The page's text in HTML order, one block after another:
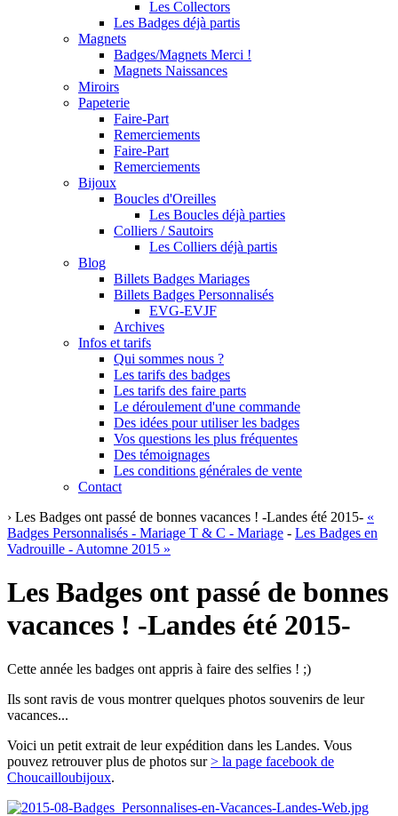
Les Collectors
Les Badges déjà partis
Magnets
Badges/Magnets Merci !
Magnets Naissances
Miroirs
Papeterie
Faire-Part
Remerciements
Faire-Part
Remerciements
Bijoux
Boucles d'Oreilles
Les Boucles déjà parties
Colliers / Sautoirs
Les Colliers déjà partis
Blog
Billets Badges Mariages
Billets Badges Personnalisés
EVG-EVJF
Archives
Infos et tarifs
Qui sommes nous ?
Les tarifs des badges
Les tarifs des faire parts
Le déroulement d'une commande
Des idées pour utiliser les badges
Vos questions les plus fréquentes
Des témoignages
Les conditions générales de vente
Contact
› Les Badges ont passé de bonnes vacances ! -Landes été 2015- «
Badges Personnalisés - Mariage T & C - Mariage - Les Badges en
Vadrouille - Automne 2015 »
Les Badges ont passé de bonnes
vacances ! -Landes été 2015-
Cette année les badges ont appris à faire des selfies ! ;)
Ils sont ravis de vous montrer quelques photos souvenirs de leur
vacances...
Voici un petit extrait de leur expédition dans les Landes. Vous
pouvez retrouver plus de photos sur> la page facebook de
Choucailloubijoux.